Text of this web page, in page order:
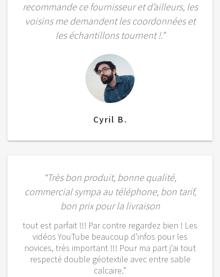
recommande ce fournisseur et d’ailleurs, les
voisins me demandent les coordonnées et
les échantillons tournent !.”
Cyril B.
“Très bon produit, bonne qualité,
commercial sympa au téléphone, bon tarif,
bon prix pour la livraison
tout est parfait !!! Par contre regardez bien ! Les
vidéos YouTube beaucoup d’infos pour les
novices, très important !!! Pour ma part j’ai tout
respecté double géotextile avec entre sable
calcaire.”